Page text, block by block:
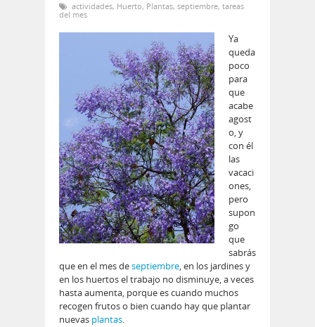
actividades, Huerto, Plantas, septiembre, tareas
del mes
Ya
queda
poco
para
que
acabe
agost
o, y
con él
las
vacaci
ones,
pero
supon
go
que
sabrás
que en el mes deseptiembre, en los jardines y
en los huertos el trabajo no disminuye, a veces
hasta aumenta, porque es cuando muchos
recogen frutos o bien cuando hay que plantar
nuevas plantas.